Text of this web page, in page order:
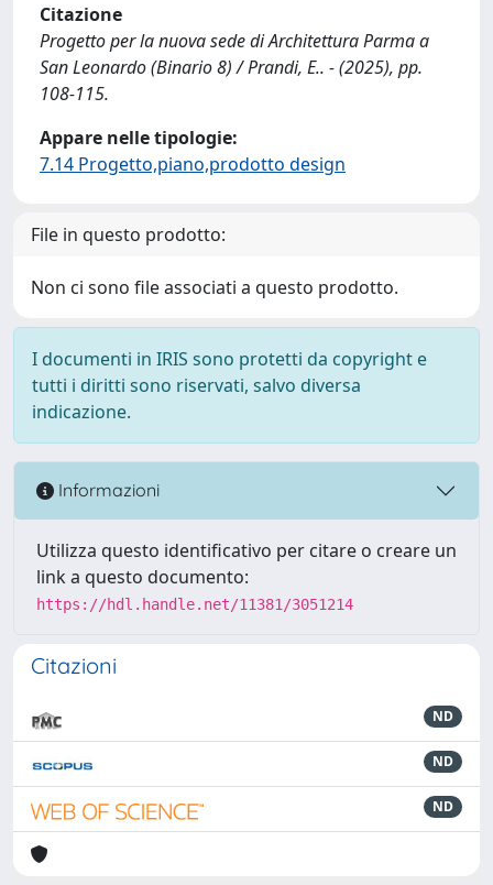
Citazione
Progetto per la nuova sede di Architettura Parma a
San Leonardo (Binario 8) / Prandi, E.. - (2025), pp.
108-115.
Appare nelle tipologie:
7.14 Progetto,piano,prodotto design
File in questo prodotto:
Non ci sono file associati a questo prodotto.
I documenti in IRIS sono protetti da copyright e
tutti i diritti sono riservati, salvo diversa
indicazione.
Informazioni
Utilizza questo identificativo per citare o creare un
link a questo documento:
https://hdl.handle.net/11381/3051214
Citazioni
ND
ND
ND